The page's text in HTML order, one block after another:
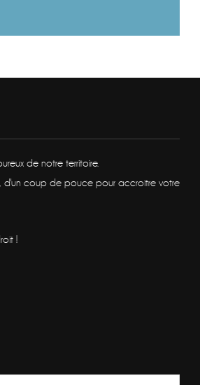
de notre territoire.
d'un coup de pouce pour accroitre votre
!